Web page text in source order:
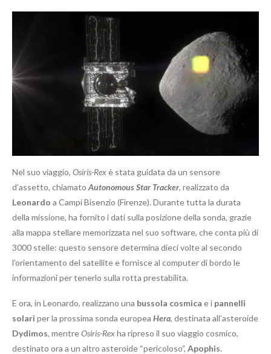
Nel suo viaggio, Osiris-Rexè stata guidata da un sensore
d’assetto, chiamato Autonomous Star Tracker, realizzato da
Leonardo a Campi Bisenzio (Firenze). Durante tutta la durata
della missione, ha fornito i dati sulla posizione della sonda, grazie
alla mappa stellare memorizzata nel suo software, che conta più di
3000 stelle: questo sensore determina dieci volte al secondo
l’orientamento del satellite e fornisce al computer di bordo le
informazioni per tenerlo sulla rotta prestabilita.
E ora, in Leonardo, realizzano una bussola cosmica e i pannelli
solari per la prossima sonda europea Hera, destinata all’asteroide
Dydimos, mentreOsiris-Rexha ripreso il suo viaggio cosmico,
destinato ora a un altro asteroide “pericoloso”, Apophis.